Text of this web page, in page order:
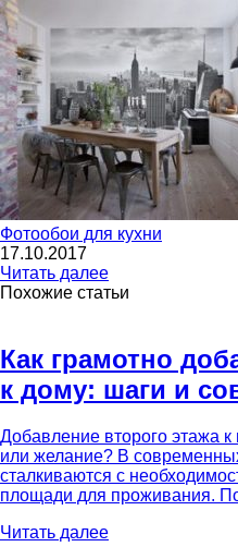
Фотообои для кухни
17.10.2017
Читать далее
Похожие статьи
Как грамотно
к дому: шаги и
Добавление второго этажа
или желание? В
сталкиваются с
площади для проживания.
Читать далее